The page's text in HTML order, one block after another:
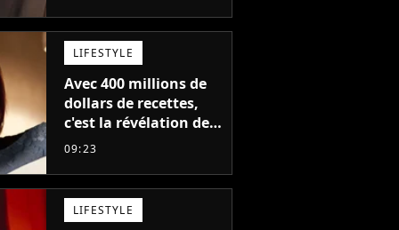
de recettes
LIFESTYLE
Avec 400 millions de
dollars de recettes,
c'est la révélation de
2026 au cinéma : cette
remplacer Jennifer
Lawrence chez Marvel
09:23
LIFESTYLE